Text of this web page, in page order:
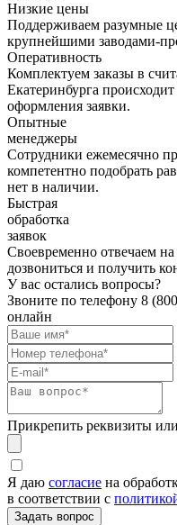
Низкие цены
Поддерживаем разумные
крупнейшими заводами-
Оперативность
Комплектуем заказы в
Екатеринбурга
оформления заявки.
Опытные
менеджеры
Сотрудники ежемесячно
компетентно подобрать
нет в наличии.
Быстрая
обработка
заявок
Своевременно отвечаем
дозвониться и получить
У вас остались вопросы?
Звоните по телефону 8
онлайн
Прикрепить реквизиты
Я даю согласие на
в соответствии с